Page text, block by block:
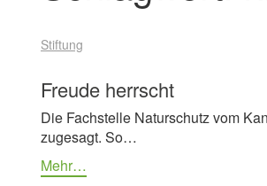
Stiftung
Freude herrscht
Die Fachstelle Naturschutz vom
zugesagt. So…
Mehr…